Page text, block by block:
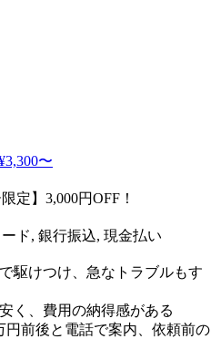
〜
定】3,000円OFF！
ド, 銀行振込, 現金払い
駆けつけ、急なトラブルもす
く、費用の納得感がある
円前後と電話で案内、依頼前の